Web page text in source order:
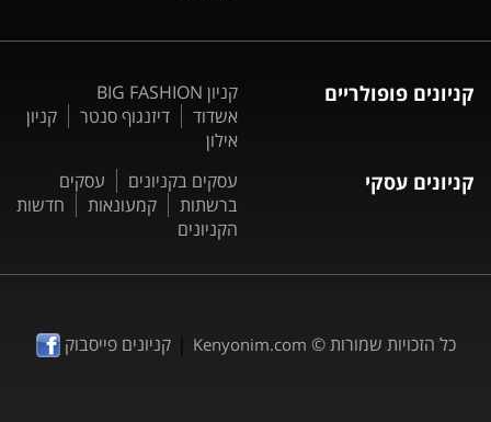
קניונים פופולריים
קניון BIG FASHION
אשדוד
דיזנגוף סנטר
קניון
אילון
קניונים עסקי עסקים בקניונים
עסקים
ברשתות
קמעונאות
חדשות
הקניונים
כל הזכויות שמורות © Kenyonim.com
|קניונים פייסבוק